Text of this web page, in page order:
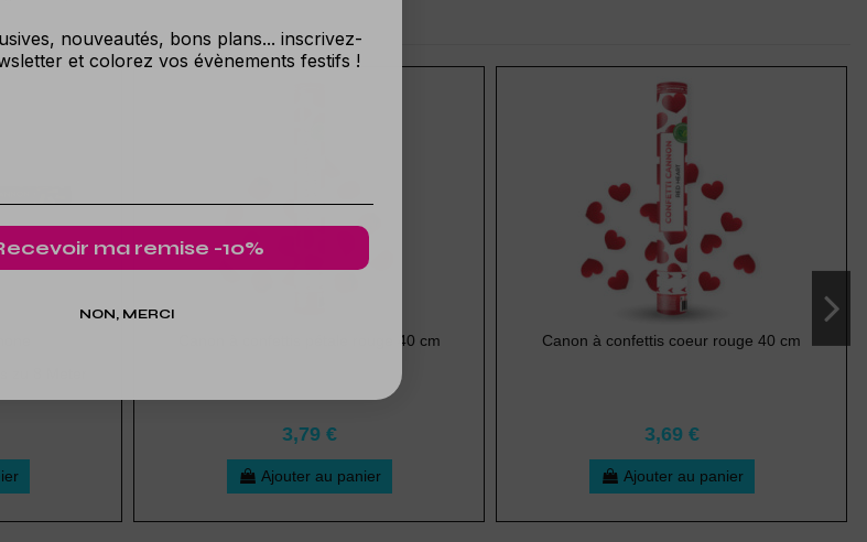
zu 8 Meter
Canon à confettis pétale rouge 40 cm
3,79 €
Ajouter au panier
Canon à confettis coeur rouge 40 cm
3,69 €
Ajouter au panier
nouveautés, bons plans... inscrivez-
et colorez vos évènements festifs !
ma remise -10%
NON, MERCI